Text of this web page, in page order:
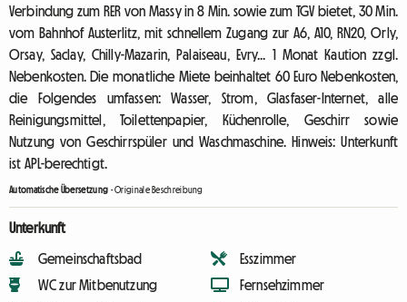
Verbindung zum RER von Massy in 8 Min. sowie zum TGV bietet, 30 Min.
vom Bahnhof Austerlitz, mit schnellem Zugang zur A6, A10, RN20, Orly,
Orsay, Saclay, Chilly-Mazarin, Palaiseau, Evry... 1 Monat Kaution zzgl.
Nebenkosten. Die monatliche Miete beinhaltet 60 Euro Nebenkosten,
die Folgendes umfassen: Wasser, Strom, Glasfaser-Internet, alle
Reinigungsmittel, Toilettenpapier, Küchenrolle, Geschirr sowie
Nutzung von Geschirrspüler und Waschmaschine. Hinweis: Unterkunft
ist APL-berechtigt.
Automatische Übersetzung -Originale Beschreibung
Unterkunft
Gemeinschaftsbad
WC zur Mitbenutzung
Esszimmer
Fernsehzimmer